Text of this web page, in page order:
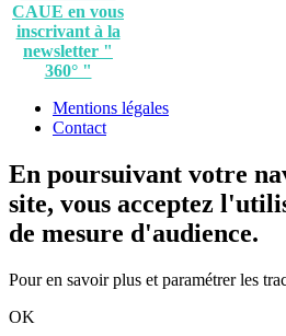
CAUE en vous
inscrivant à la
newsletter "
360° "
Mentions légales
Contact
En poursuivant votre
site, vous acceptez
de mesure d'audience.
Pour en savoir plus et paramétrer les
OK